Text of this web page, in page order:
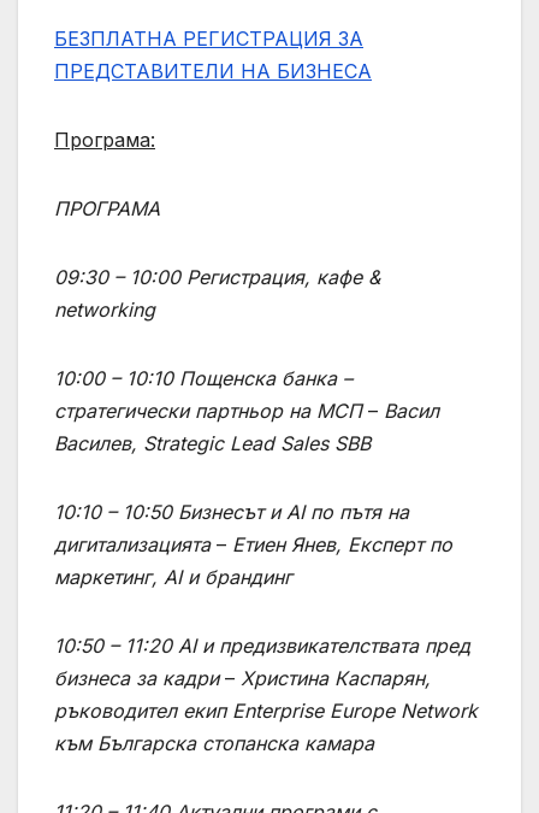
БЕЗПЛАТНА РЕГИСТРАЦИЯ ЗА
ПРЕДСТАВИТЕЛИ НА БИЗНЕСА
Програма:
ПРОГРАМА
09:30 – 10:00 Регистрация, кафе &
networking
10:00 – 10:10 Пощенска банка –
стратегически партньор на МСП– Васил
Василев, Strategic Lead Sales SBB
10:10 – 10:50 Бизнесът и AI по пътя на
дигитализацията– Етиен Янев, Експерт по
маркетинг, AI и брандинг
10:50 – 11:20 AI и предизвикателствата пред
бизнеса за кадри– Христина Каспарян,
ръководител екип Enterprise Europe Network
към Българска стопанска камара